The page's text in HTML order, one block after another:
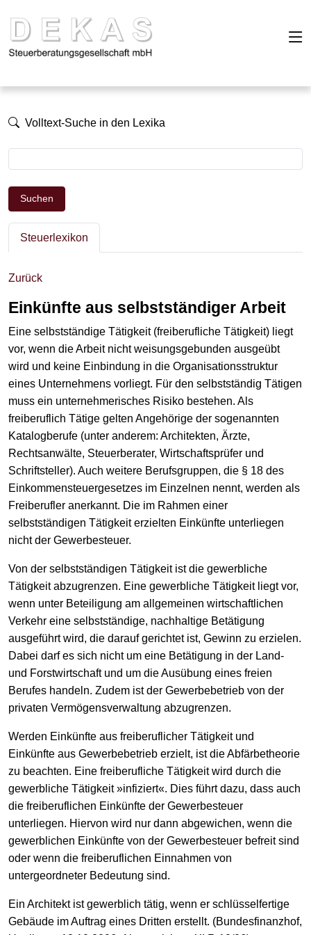
Volltext-Suche in den Lexika
Suchen
Steuerlexikon
Zurück
Einkünfte aus selbstständiger Arbeit
Eine selbstständige Tätigkeit (freiberufliche Tätigkeit) liegt
vor, wenn die Arbeit nicht weisungsgebunden ausgeübt
wird und keine Einbindung in die Organisationsstruktur
eines Unternehmens vorliegt. Für den selbstständig Tätigen
muss ein unternehmerisches Risiko bestehen. Als
freiberuflich Tätige gelten Angehörige der sogenannten
Katalogberufe (unter anderem: Architekten, Ärzte,
Rechtsanwälte, Steuerberater, Wirtschaftsprüfer und
Schriftsteller). Auch weitere Berufsgruppen, die § 18 des
Einkommensteuergesetzes im Einzelnen nennt, werden als
Freiberufler anerkannt. Die im Rahmen einer
selbstständigen Tätigkeit erzielten Einkünfte unterliegen
nicht der Gewerbesteuer.
Von der selbstständigen Tätigkeit ist die gewerbliche
Tätigkeit abzugrenzen. Eine gewerbliche Tätigkeit liegt vor,
wenn unter Beteiligung am allgemeinen wirtschaftlichen
Verkehr eine selbstständige, nachhaltige Betätigung
ausgeführt wird, die darauf gerichtet ist, Gewinn zu erzielen.
Dabei darf es sich nicht um eine Betätigung in der Land-
und Forstwirtschaft und um die Ausübung eines freien
Berufes handeln. Zudem ist der Gewerbebetrieb von der
privaten Vermögensverwaltung abzugrenzen.
Werden Einkünfte aus freiberuflicher Tätigkeit und
Einkünfte aus Gewerbebetrieb erzielt, ist die Abfärbetheorie
zu beachten. Eine freiberufliche Tätigkeit wird durch die
gewerbliche Tätigkeit »infiziert«. Dies führt dazu, dass auch
die freiberuflichen Einkünfte der Gewerbesteuer
unterliegen. Hiervon wird nur dann abgewichen, wenn die
gewerblichen Einkünfte von der Gewerbesteuer befreit sind
oder wenn die freiberuflichen Einnahmen von
untergeordneter Bedeutung sind.
Ein Architekt ist gewerblich tätig, wenn er schlüsselfertige
Gebäude im Auftrag eines Dritten erstellt. (Bundesfinanzhof,